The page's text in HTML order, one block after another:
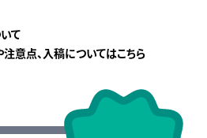
て
意点、入稿についてはこちら